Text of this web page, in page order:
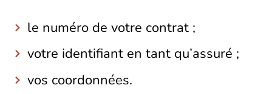
le numéro de votre contrat ;
votre identifiant en tant qu’assuré ;
vos coordonnées.